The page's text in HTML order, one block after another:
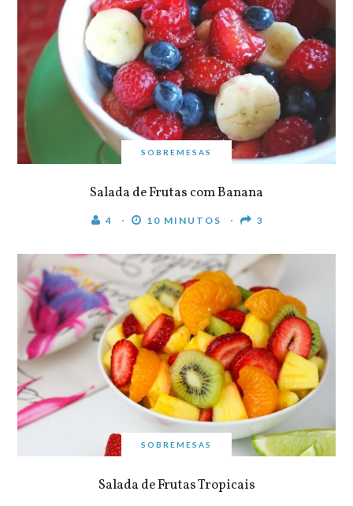
SOBREMESAS
Salada de Frutas com Banana
4 10 MINUTOS 3
SOBREMESAS
Salada de Frutas Tropicais